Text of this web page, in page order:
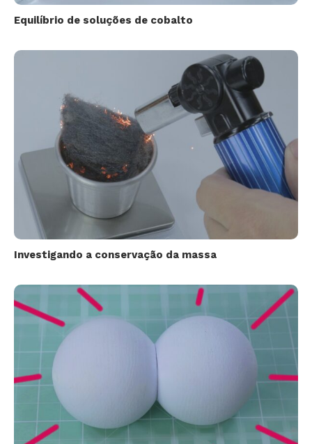
Equilíbrio de soluções de cobalto
Investigando a conservação da massa